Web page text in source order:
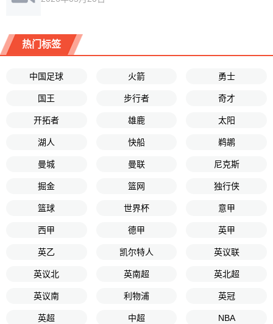
热门标签
中国足球 火箭 勇士
国王 步行者 奇才
开拓者 雄鹿 太阳
湖人 快船 鹈鹕
曼城 曼联 尼克斯
掘金 篮网 独行侠
篮球 世界杯 意甲
西甲 德甲 英甲
英乙 凯尔特人 英议联
英议北 英南超 英北超
英议南 利物浦 英冠
英超 中超 NBA